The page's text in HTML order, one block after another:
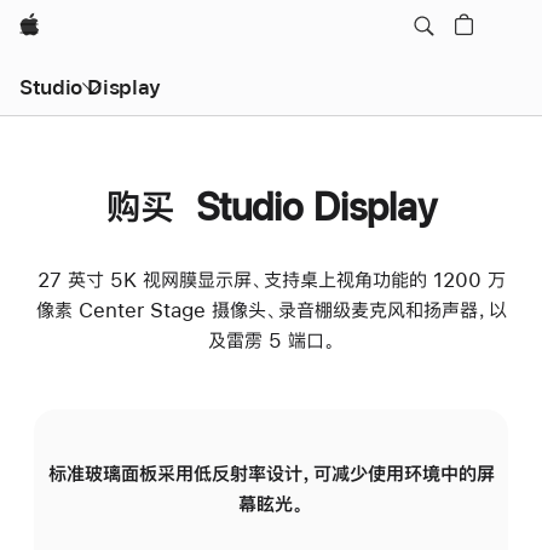
Apple
Studio Display
购买 Studio Display
27 英寸 5K 视网膜显示屏、支持桌上视角功能的 1200 万
像素 Center Stage 摄像头、录音棚级麦克风和扬声器，以
及雷雳 5 端口。
标准玻璃面板采用低反射率设计，可减少使用环境中的屏
幕眩光。